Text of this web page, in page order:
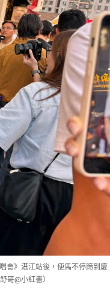
會》湛江站後，便馬不停蹄到廈
哥@小紅書）